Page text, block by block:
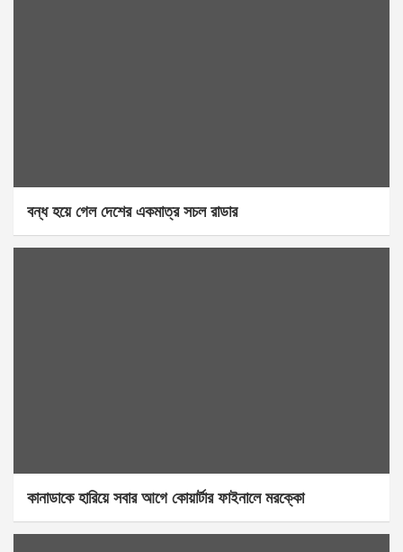
বন্ধ হয়ে গেল দেশের একমাত্র সচল রাডার
কানাডাকে হারিয়ে সবার আগে কোয়ার্টার ফাইনালে মরক্কো